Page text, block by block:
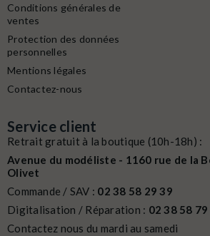
Conditions générales de
ventes
Protection des données
personnelles
Mentions légales
Contactez-nous
Service client
Retrait gratuit à la boutique (10h-18h) :
Avenue du modéliste - 1160 rue de la
Olivet
Commande / SAV : 02 38 58 29 39
Digitalisation / Réparation : 02 38 58
Contactez nous du mardi au samedi